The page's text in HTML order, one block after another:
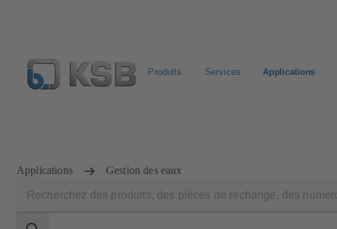
Produits Services Applications
Applications Gestion des eaux